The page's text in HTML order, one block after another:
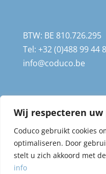
Wij respecteren uw
Coduco gebruikt cookies
optimaliseren. Door
stelt u zich akkoord met
info
BTW: BE 810.726.295
Tel: +32 (0)488 99 44
info@coduco.be
Cookie & privacy